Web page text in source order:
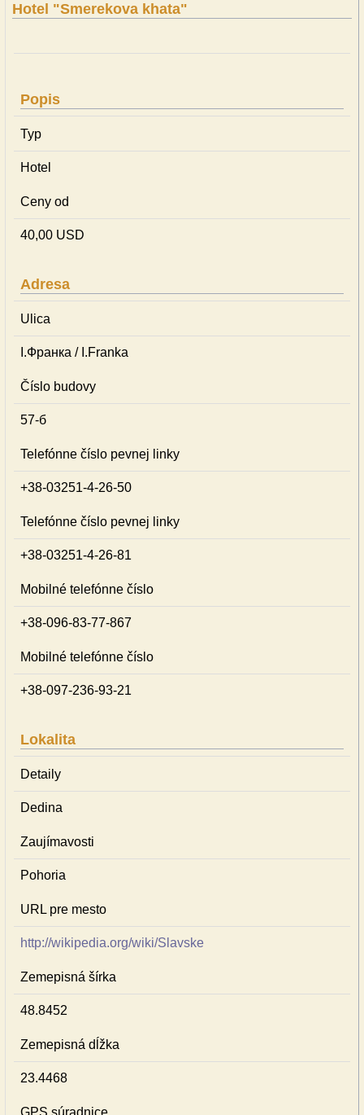
Hotel "Smerekova khata"
Popis
Typ
Hotel
Ceny od
40,00 USD
Adresa
Ulica
І.Франка / I.Franka
Číslo budovy
57-б
Telefónne číslo pevnej linky
+38-03251-4-26-50
Telefónne číslo pevnej linky
+38-03251-4-26-81
Mobilné telefónne číslo
+38-096-83-77-867
Mobilné telefónne číslo
+38-097-236-93-21
Lokalita
Detaily
Dedina
Zaujímavosti
Pohoria
URL pre mesto
http://wikipedia.org/wiki/Slavske
Zemepisná šírka
48.8452
Zemepisná dĺžka
23.4468
GPS súradnice